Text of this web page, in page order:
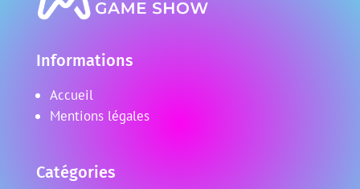
Informations
Accueil
Mentions légales
Catégories